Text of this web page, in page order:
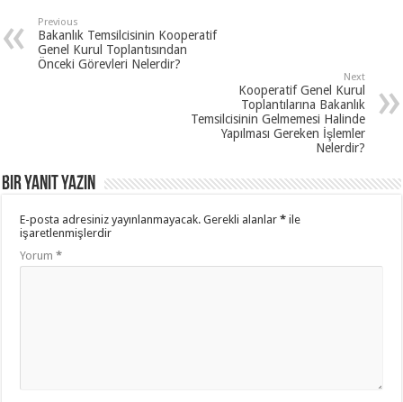
Previous
Bakanlık Temsilcisinin Kooperatif
Genel Kurul Toplantısından
Önceki Görevleri Nelerdir?
Next
Kooperatif Genel Kurul
Toplantılarına Bakanlık
Temsilcisinin Gelmemesi Halinde
Yapılması Gereken İşlemler
Nelerdir?
Bir yanıt yazın
E-posta adresiniz yayınlanmayacak. Gerekli alanlar* ile
işaretlenmişlerdir
Yorum*